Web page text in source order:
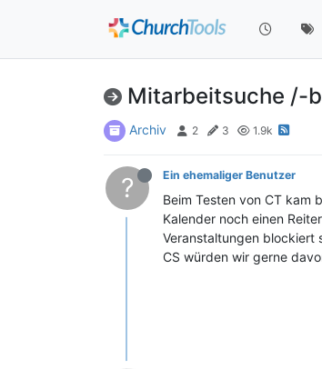
Mitarbeitsuche /-
Archiv 2 3 1.9k
? Ein ehemaliger Benutzer
Beim Testen von CT kam
Kalender noch einen
Veranstaltungen blockiert
CS würden wir gerne